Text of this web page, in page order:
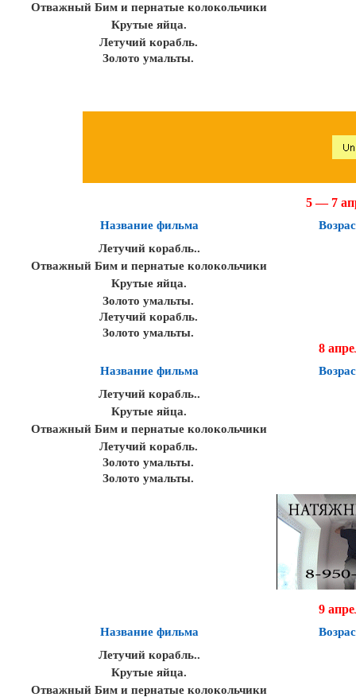
Отважный Бим и пернатые колокольчики
Крутые яйца.
Летучий корабль.
Золото умальты.
5 — 7
Название фильма
Летучий корабль..
Отважный Бим и пернатые колокольчики
Крутые яйца.
Золото умальты.
Летучий корабль.
Золото умальты.
8
Название фильма
Летучий корабль..
Крутые яйца.
Отважный Бим и пернатые колокольчики
Летучий корабль.
Золото умальты.
Золото умальты.
9
Название фильма
Летучий корабль..
Крутые яйца.
Отважный Бим и пернатые колокольчики